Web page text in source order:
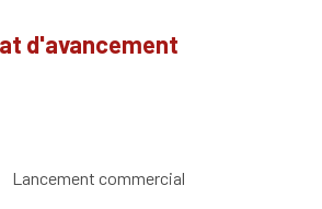
d'avancement
Lancement commercial